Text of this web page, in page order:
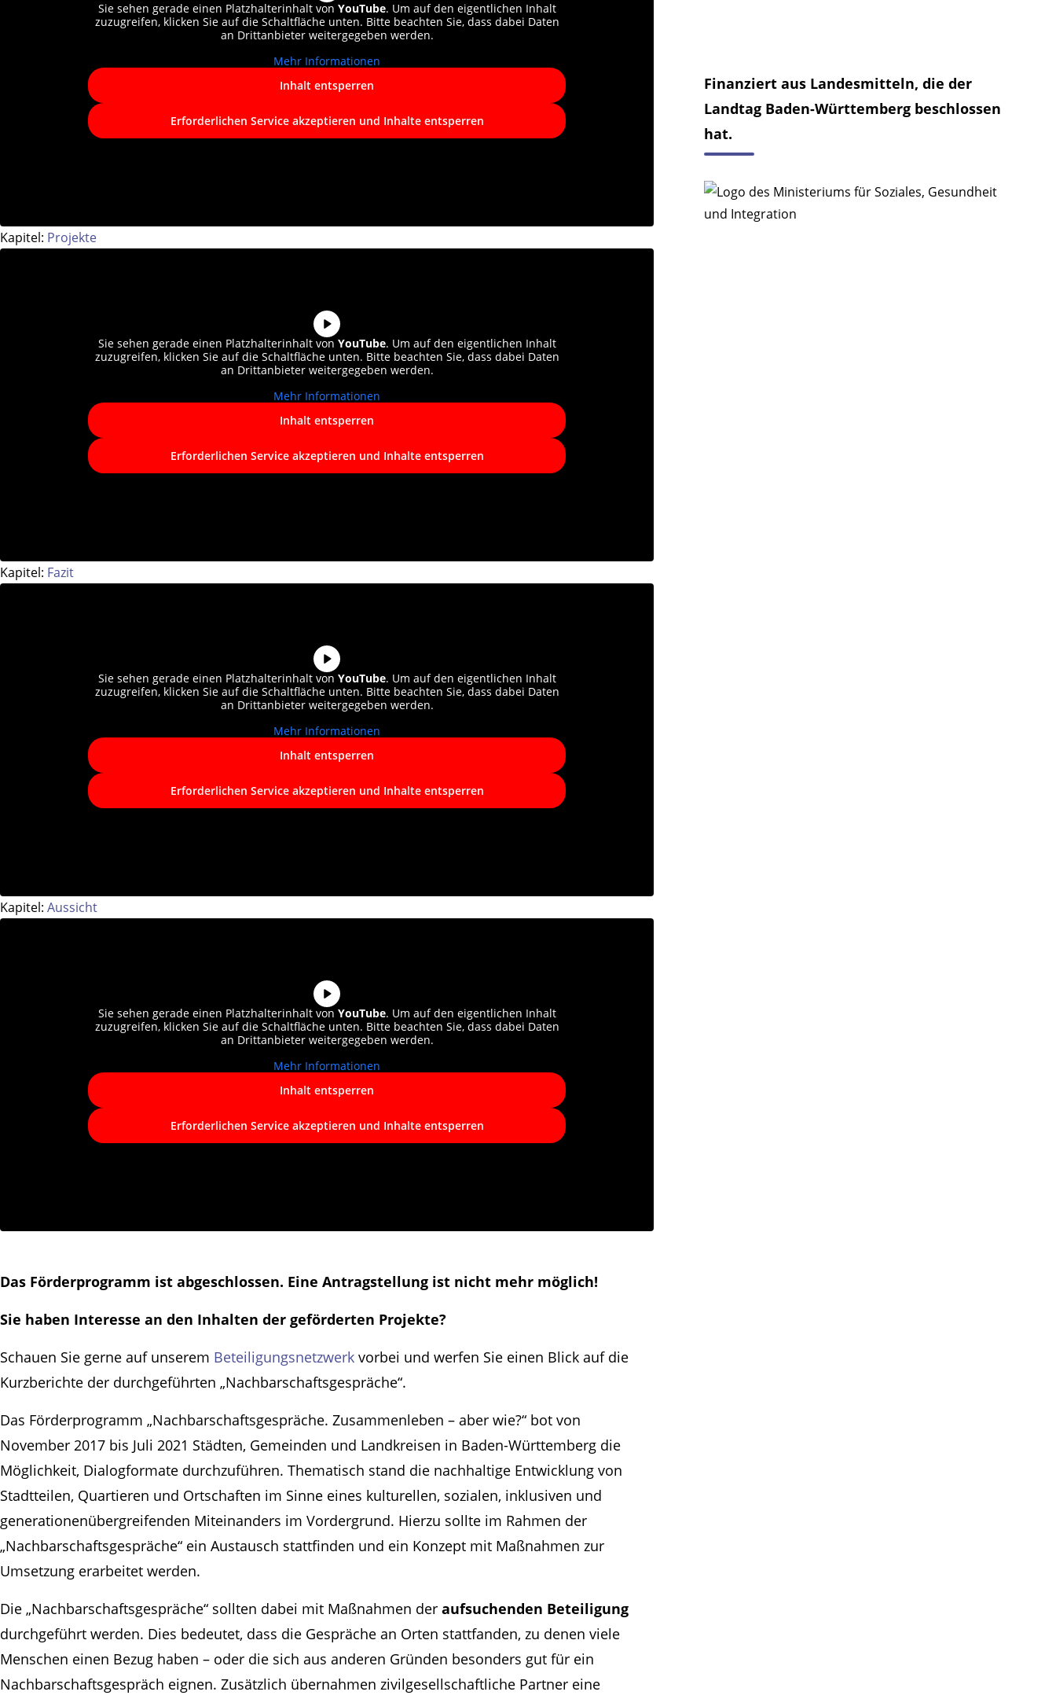
Sie sehen gerade einen Platzhalterinhalt von YouTube. Um auf den eigentlichen Inhalt
zuzugreifen, klicken Sie auf die Schaltfläche unten. Bitte beachten Sie, dass dabei Daten
an Drittanbieter weitergegeben werden.
Mehr Informationen
Inhalt entsperren
Erforderlichen Service akzeptieren und Inhalte entsperren
Kapitel: Projekte
Sie sehen gerade einen Platzhalterinhalt von YouTube. Um auf den eigentlichen Inhalt
zuzugreifen, klicken Sie auf die Schaltfläche unten. Bitte beachten Sie, dass dabei Daten
an Drittanbieter weitergegeben werden.
Mehr Informationen
Inhalt entsperren
Erforderlichen Service akzeptieren und Inhalte entsperren
Kapitel: Fazit
Sie sehen gerade einen Platzhalterinhalt von YouTube. Um auf den eigentlichen Inhalt
zuzugreifen, klicken Sie auf die Schaltfläche unten. Bitte beachten Sie, dass dabei Daten
an Drittanbieter weitergegeben werden.
Mehr Informationen
Inhalt entsperren
Erforderlichen Service akzeptieren und Inhalte entsperren
Kapitel: Aussicht
Sie sehen gerade einen Platzhalterinhalt von YouTube. Um auf den eigentlichen Inhalt
zuzugreifen, klicken Sie auf die Schaltfläche unten. Bitte beachten Sie, dass dabei Daten
an Drittanbieter weitergegeben werden.
Mehr Informationen
Inhalt entsperren
Erforderlichen Service akzeptieren und Inhalte entsperren
Das Förderprogramm ist abgeschlossen. Eine Antragstellung ist nicht mehr möglich!
Sie haben Interesse an den Inhalten der geförderten Projekte?
Schauen Sie gerne auf unserem Beteiligungsnetzwerk vorbei und werfen Sie einen Blick auf die
Kurzberichte der durchgeführten „Nachbarschaftsgespräche“.
Das Förderprogramm „Nachbarschaftsgespräche. Zusammenleben – aber wie?“ bot von
November 2017 bis Juli 2021 Städten, Gemeinden und Landkreisen in Baden-Württemberg die
Möglichkeit, Dialogformate durchzuführen. Thematisch stand die nachhaltige Entwicklung von
Stadtteilen, Quartieren und Ortschaften im Sinne eines kulturellen, sozialen, inklusiven und
generationenübergreifenden Miteinanders im Vordergrund. Hierzu sollte im Rahmen der
„Nachbarschaftsgespräche“ ein Austausch stattfinden und ein Konzept mit Maßnahmen zur
Umsetzung erarbeitet werden.
Die „Nachbarschaftsgespräche“ sollten dabei mit Maßnahmen der aufsuchenden Beteiligung
durchgeführt werden. Dies bedeutet, dass die Gespräche an Orten stattfanden, zu denen viele
Menschen einen Bezug haben – oder die sich aus anderen Gründen besonders gut für ein
Nachbarschaftsgespräch eignen. Zusätzlich übernahmen zivilgesellschaftliche Partner eine
Finanziert aus Landesmitteln, die der
Landtag Baden-Württemberg beschlossen
hat.